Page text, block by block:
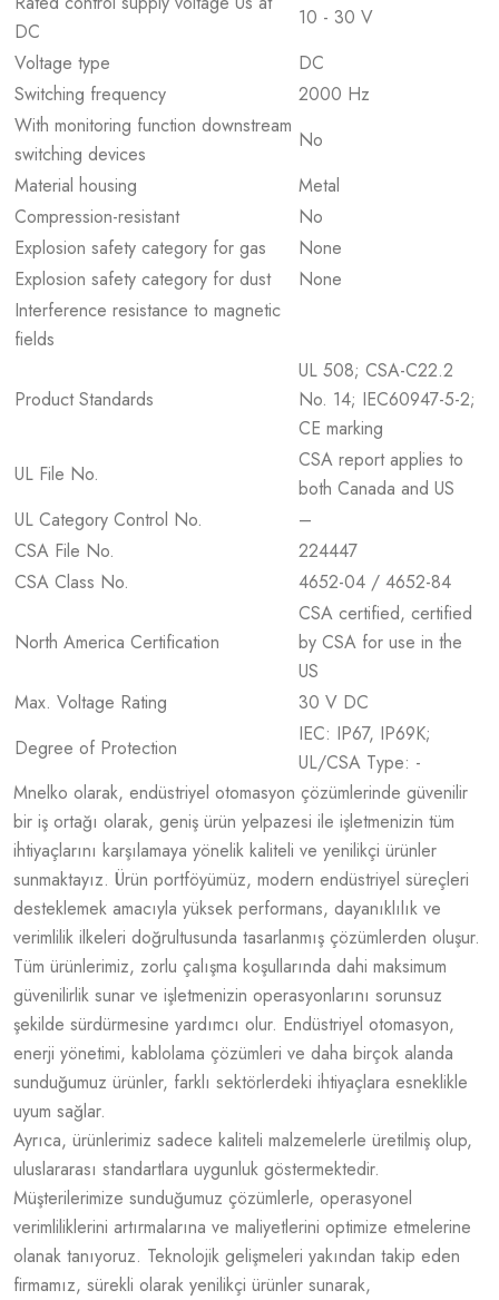
DC
10 - 30 V
Voltage type
DC
Switching frequency
2000 Hz
With monitoring function downstream
switching devices
No
Material housing
Metal
Compression-resistant
No
Explosion safety category for gas
None
Explosion safety category for dust
None
Interference resistance to magnetic
fields
Product Standards
UL 508; CSA-C22.2
No. 14; IEC60947-5-2;
CE marking
UL File No.
CSA report applies to
both Canada and US
UL Category Control No.
–
CSA File No.
224447
CSA Class No.
4652-04 / 4652-84
North America Certification
CSA certified, certified
by CSA for use in the
US
Max. Voltage Rating
30 V DC
Degree of Protection
IEC: IP67, IP69K;
UL/CSA Type: -
Mnelko olarak, endüstriyel otomasyon çözümlerinde güvenilir
bir iş ortağı olarak, geniş ürün yelpazesi ile işletmenizin tüm
ihtiyaçlarını karşılamaya yönelik kaliteli ve yenilikçi ürünler
sunmaktayız. Ürün portföyümüz, modern endüstriyel süreçleri
desteklemek amacıyla yüksek performans, dayanıklılık ve
verimlilik ilkeleri doğrultusunda tasarlanmış çözümlerden oluşur.
Tüm ürünlerimiz, zorlu çalışma koşullarında dahi maksimum
güvenilirlik sunar ve işletmenizin operasyonlarını sorunsuz
şekilde sürdürmesine yardımcı olur. Endüstriyel otomasyon,
enerji yönetimi, kablolama çözümleri ve daha birçok alanda
sunduğumuz ürünler, farklı sektörlerdeki ihtiyaçlara esneklikle
uyum sağlar.
Ayrıca, ürünlerimiz sadece kaliteli malzemelerle üretilmiş olup,
uluslararası standartlara uygunluk göstermektedir.
Müşterilerimize sunduğumuz çözümlerle, operasyonel
verimliliklerini artırmalarına ve maliyetlerini optimize etmelerine
olanak tanıyoruz. Teknolojik gelişmeleri yakından takip eden
firmamız, sürekli olarak yenilikçi ürünler sunarak,